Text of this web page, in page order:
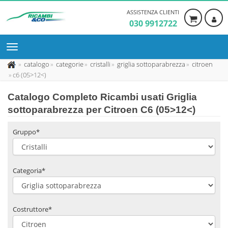
ASSISTENZA CLIENTI
030 9912722
catalogo categorie cristalli griglia sottoparabrezza
citroen
c6 (05>12<)
Catalogo Completo Ricambi usati Griglia
sottoparabrezza per Citroen C6 (05>12<)
Gruppo*
Categoria*
Costruttore*